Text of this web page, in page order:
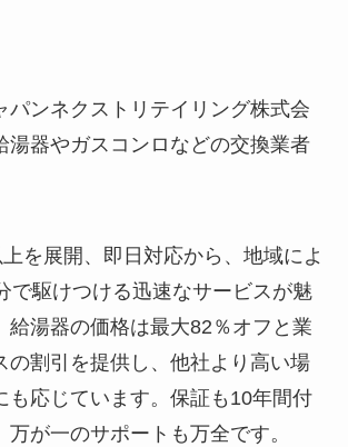
パンネクストリテイリング株式会
湯器やガスコンロなどの交換業者
を展開、即日対応から、地域によ
で駆けつける迅速なサービスが魅
給湯器の価格は最大82％オフと業
の割引を提供し、他社より高い場
も応じています。保証も10年間付
万が一のサポートも万全です。